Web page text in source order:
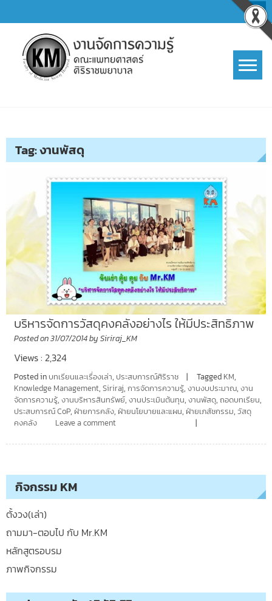
to
content
Tag:งานพัสดุ
บริหารจัดการวัสดุคงคลังอย่างไร ให้มีประสิทธิภาพ
Posted on31/07/2014by Siriraj_KM
Views : 2,324
Posted in บทเรียนและเรื่องเล่า, ประสบการณ์ศิริราช Tagged KM,
Knowledge Management, Siriraj, การจัดการความรู้, งานงบประมาณ, งาน
จัดการความรู้, งานบริหารสินทรัพย์, งานประเมินต้นทุน, งานพัสดุ, ถอดบทเรียน,
ประสบการณ์ CoP, ฝ่ายการคลัง, ฝ่ายนโยบายและแผน, ฝ่ายเภสัชกรรม, วัสดุ
คงคลัง
Leave a comment
กิจกรรม KM
ตั้งวง(เล่า)
ถามมา-ตอบไป กับ Mr.KM
หลักสูตรอบรม
ภาพกิจกรรม